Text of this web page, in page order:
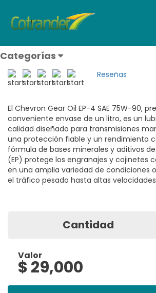
Categorías
CHEVRON GEAR OIL
REF: GEAR OIL GL4 75-90 LITRO
Reseñas
El Chevron Gear Oil EP-4 SAE 75W-90,
conveniente envase de un litro, es un
calidad diseñado para transmisiones
una protección fiable y un rendimiento
fórmula de bases minerales y aditivos
(EP) protege los engranajes y cojinetes
en una amplia variedad de condiciones
el tráfico pesado hasta altas
Cantidad
Valor
$ 29,000